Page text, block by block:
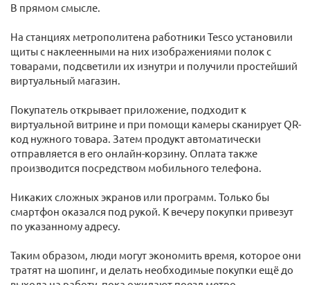
В прямом смысле.
На станциях метрополитена работники Tesco установили
щиты с наклеенными на них изображениями полок с
товарами, подсветили их изнутри и получили простейший
виртуальный магазин.
Покупатель открывает приложение, подходит к
виртуальной витрине и при помощи камеры сканирует QR-
код нужного товара. Затем продукт автоматически
отправляется в его онлайн-корзину. Оплата также
производится посредством мобильного телефона.
Никаких сложных экранов или программ. Только бы
смартфон оказался под рукой. К вечеру покупки привезут
по указанному адресу.
Таким образом, люди могут экономить время, которое они
тратят на шопинг, и делать необходимые покупки ещё до